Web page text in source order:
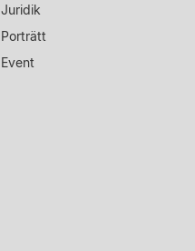
Juridik
Porträtt
Event